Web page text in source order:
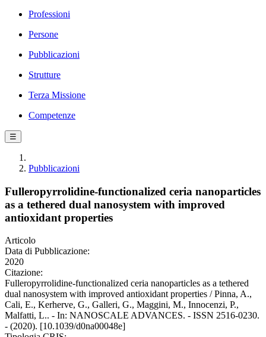
Professioni
Persone
Pubblicazioni
Strutture
Terza Missione
Competenze
☰
Pubblicazioni
Fulleropyrrolidine-functionalized ceria nanoparticles
as a tethered dual nanosystem with improved
antioxidant properties
Articolo
Data di Pubblicazione:
2020
Citazione:
Fulleropyrrolidine-functionalized ceria nanoparticles as a tethered
dual nanosystem with improved antioxidant properties / Pinna, A.,
Cali, E., Kerherve, G., Galleri, G., Maggini, M., Innocenzi, P.,
Malfatti, L.. - In: NANOSCALE ADVANCES. - ISSN 2516-0230.
- (2020). [10.1039/d0na00048e]